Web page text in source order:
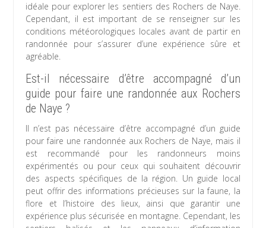
idéale pour explorer les sentiers des Rochers de Naye.
Cependant, il est important de se renseigner sur les
conditions météorologiques locales avant de partir en
randonnée pour s’assurer d’une expérience sûre et
agréable.
Est-il nécessaire d’être accompagné d’un
guide pour faire une randonnée aux Rochers
de Naye ?
Il n’est pas nécessaire d’être accompagné d’un guide
pour faire une randonnée aux Rochers de Naye, mais il
est recommandé pour les randonneurs moins
expérimentés ou pour ceux qui souhaitent découvrir
des aspects spécifiques de la région. Un guide local
peut offrir des informations précieuses sur la faune, la
flore et l’histoire des lieux, ainsi que garantir une
expérience plus sécurisée en montagne. Cependant, les